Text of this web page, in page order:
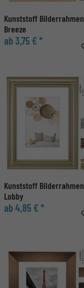
Kunststoff Bilderrahmen
Breeze
ab 3,75 € *
Kunststoff Bilderrahmen
Lobby
ab 4,85 € *